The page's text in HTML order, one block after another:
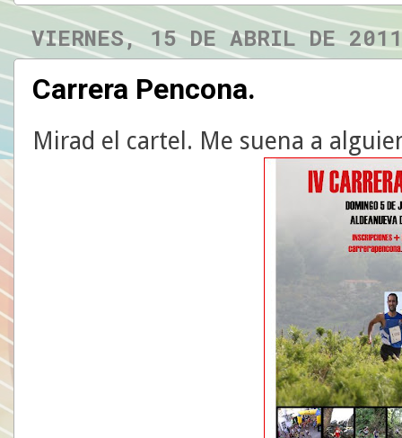
VIERNES, 15 DE ABRIL DE 2011
Carrera Pencona.
Mirad el cartel. Me suena a